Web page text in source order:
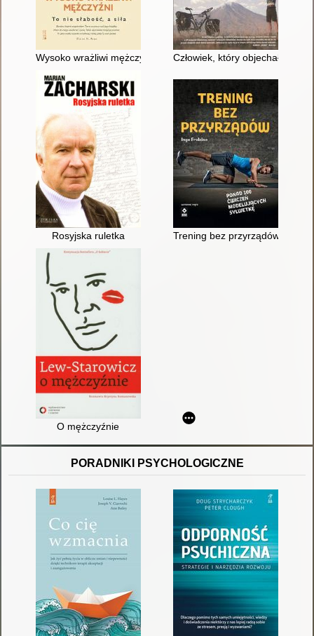
Wysoko wrażliwi mężczyźni : to nie słabość, a siła
Człowiek, który objechał świat
Rosyjska ruletka Trening bez przyrządów :
O mężczyźnie
PORADNIKI PSYCHOLOGICZNE